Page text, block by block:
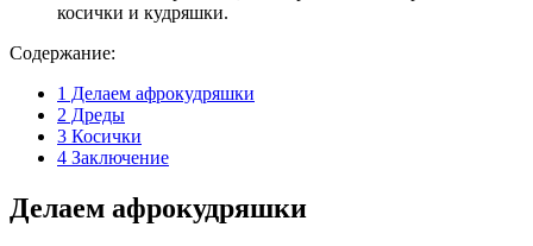
косички и кудряшки.
Содержание:
1 Делаем афрокудряшки
2 Дреды
3 Косички
4 Заключение
Делаем афрокудряшки